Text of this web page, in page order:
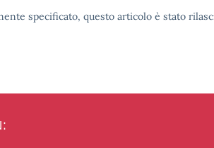
specificato, questo articolo è stato